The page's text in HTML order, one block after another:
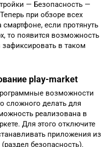
— Безопасность —
при обзоре всех
если протянуть
то появится возможность
зафиксировать в таком
play-market
возможности
сложного делать для
реализована в
Для этого отключите
приложения из
безопасность).